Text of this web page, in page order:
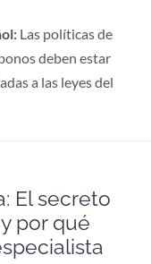
Las políticas de
deben estar
a las leyes del
El secreto
por qué